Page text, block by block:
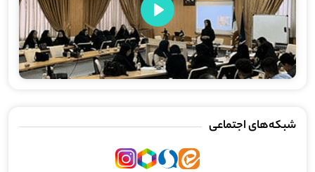
شبکه‌های اجتماعی
Play